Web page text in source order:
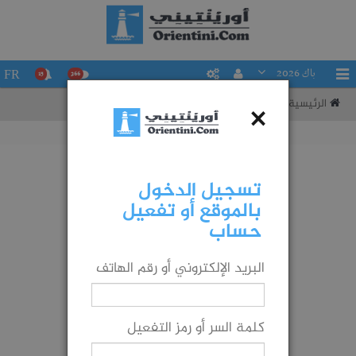
باك 2026 266
15
FR
الرئيسية تقييم حظوظك في التوجيه إلى شعبة ما×
تسجيل الدخول
بالموقع أو تفعيل
حساب
البريد الإلكتروني أو رقم الهاتف
كلمة السر أو رمز التفعيل